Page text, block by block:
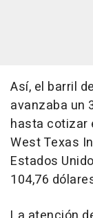
Así, el barril
avanzaba un
hasta cotizar
West Texas
Estados
104,76